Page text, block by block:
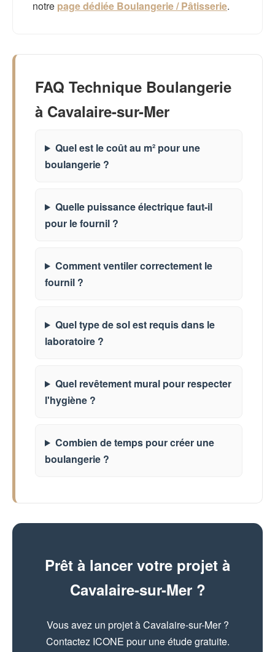
notre page dédiée Boulangerie / Pâtisserie.
FAQ Technique Boulangerie
à Cavalaire-sur-Mer
Quel est le coût au m² pour une
boulangerie ?
Quelle puissance électrique faut-il
pour le fournil ?
Comment ventiler correctement le
fournil ?
Quel type de sol est requis dans le
laboratoire ?
Quel revêtement mural pour respecter
l'hygiène ?
Combien de temps pour créer une
boulangerie ?
Prêt à lancer votre projet à
Cavalaire-sur-Mer ?
Vous avez un projet à Cavalaire-sur-Mer ?
Contactez ICONE pour une étude gratuite.